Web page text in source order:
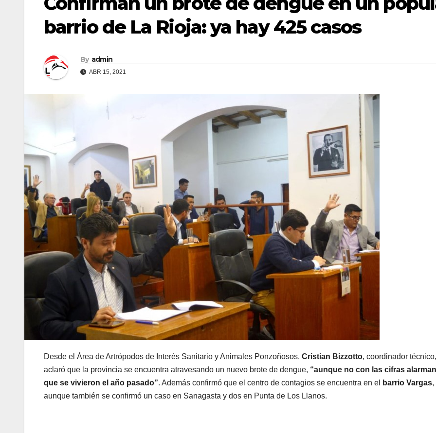
barrio de La Rioja: ya hay 425 casos
By admin
ABR 15, 2021
Desde el Área de Artrópodos de Interés Sanitario y Animales Ponzoñosos, Cristian Bizzotto, coordinador técnico,
aclaró que la provincia se encuentra atravesando un nuevo brote de dengue, “aunque no con las cifras
que se vivieron el año pasado”. Además confirmó que el centro de contagios se encuentra en el barrio Vargas,
aunque también se confirmó un caso en Sanagasta y dos en Punta de Los Llanos.